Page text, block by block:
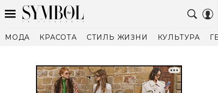
МОДА КРАСОТА СТИЛЬ ЖИЗНИ КУЛЬТУРА